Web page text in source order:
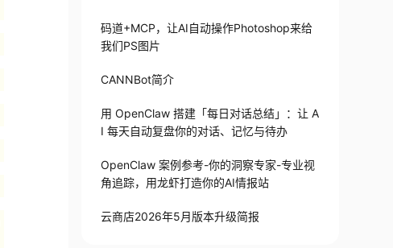
码道+MCP，让AI自动操作Photoshop来给
我们PS图片
CANNBot简介
用 OpenClaw 搭建「每日对话总结」：让 A
I 每天自动复盘你的对话、记忆与待办
OpenClaw 案例参考-你的洞察专家-专业视
角追踪，用龙虾打造你的AI情报站
云商店2026年5月版本升级简报